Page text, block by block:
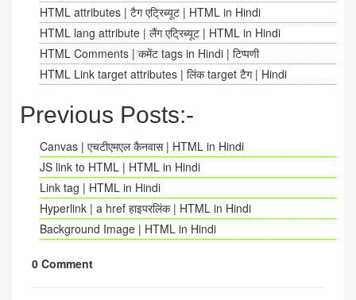
HTML attributes | टैग एट्रिब्यूट | HTML in Hindi
HTML lang attribute | लैंग एट्रिब्यूट | HTML in Hindi
HTML Comments | कमेंट tags in Hindi | टिप्पणी
HTML Link target attributes | लिंक target टैग | Hindi
Previous Posts:-
Canvas | एचटीएमएल कैनवास | HTML in Hindi
JS link to HTML | HTML in Hindi
Link tag | HTML in Hindi
Hyperlink | a href हाइपरलिंक | HTML in Hindi
Background Image | HTML in Hindi
0 Comment